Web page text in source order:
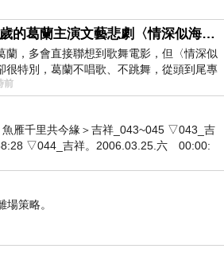
17／25／29／33
參與者，所選的號碼，
威力彩第五項規則所說，
中，只要參加者中一個號碼，
即為中獎者。
AI27歲的葛蘭主演文藝悲劇〈情深似海〉 #戀上老電影 #葛蘭 #粟子
蘭，多會直接聯想到歌舞電影，但〈情深似
很特別，葛蘭不唱歌、不跳舞，從頭到尾專
。拍攝期間，經常工作超過12個鐘
前
雁千里共今緣＞吉祥_043~045 ▽043_吉
▽044_吉祥。2006.03.25.六 00:00:
策略。